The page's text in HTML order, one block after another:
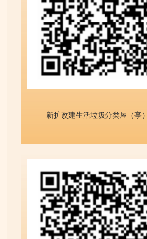
新扩改建生活垃圾分类屋（亭）